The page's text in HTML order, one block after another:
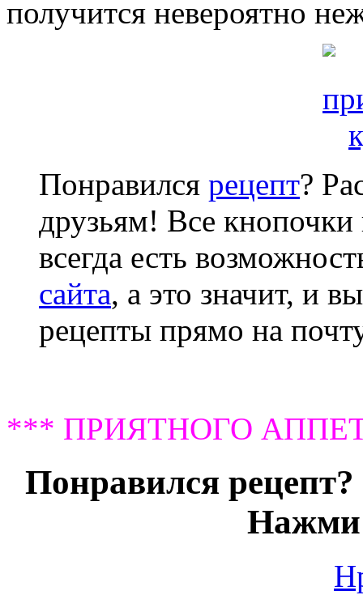
получится невероятно
Понравился рецепт?
друзьям! Все кнопочки
всегда есть
сайта, а это значит, и
рецепты прямо на
*** ПРИЯТНОГО
Понравился
Нажми